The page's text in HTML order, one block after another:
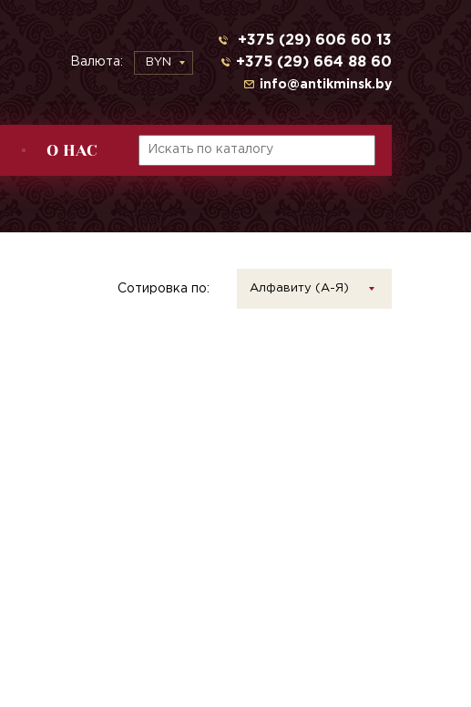
Валюта: BYN
+375 (29) 606 60 13
+375 (29) 664 88 60
info@antikminsk.by
О НАС
Сотировка по: Алфавиту (А-Я)